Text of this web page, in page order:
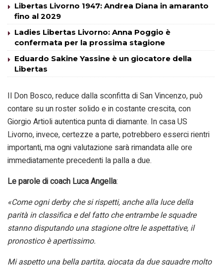
Libertas Livorno 1947: Andrea Diana in amaranto
fino al 2029
Ladies Libertas Livorno: Anna Poggio è
confermata per la prossima stagione
Eduardo Sakine Yassine è un giocatore della
Libertas
Il Don Bosco, reduce dalla sconfitta di San Vincenzo, può
contare su un roster solido e in costante crescita, con
Giorgio Artioli autentica punta di diamante. In casa US
Livorno, invece, certezze a parte, potrebbero esserci rientri
importanti, ma ogni valutazione sarà rimandata alle ore
immediatamente precedenti la palla a due.
Le parole di coach Luca Angella:
«Come ogni derby che si rispetti, anche alla luce della
parità in classifica e del fatto che entrambe le squadre
stanno disputando una stagione oltre le aspettative, il
pronostico è apertissimo.
Mi aspetto una bella partita, giocata da due squadre molto